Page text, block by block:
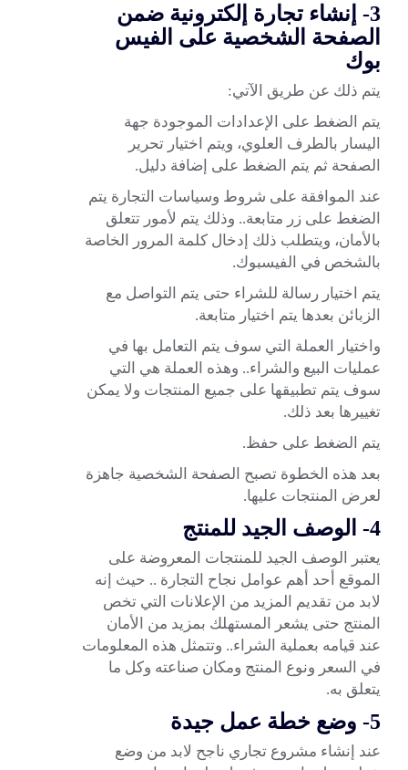
3- إنشاء تجارة إلكترونية ضمن
الصفحة الشخصية على الفيس
بوك
يتم ذلك عن طريق الآتي:
يتم الضغط على الإعدادات الموجودة جهة
اليسار بالطرف العلوي، ويتم اختيار تحرير
الصفحة ثم يتم الضغط على إضافة دليل.
عند الموافقة على شروط وسياسات التجارة يتم
الضغط على زر متابعة.. وذلك يتم لأمور تتعلق
بالأمان، ويتطلب ذلك إدخال كلمة المرور الخاصة
بالشخص في الفيسبوك.
يتم اختيار رسالة للشراء حتى يتم التواصل مع
الزبائن بعدها يتم اختيار متابعة.
واختيار العملة التي سوف يتم التعامل بها في
عمليات البيع والشراء.. وهذه العملة هي التي
سوف يتم تطبيقها على جميع المنتجات ولا يمكن
تغييرها بعد ذلك.
يتم الضغط على حفظ.
بعد هذه الخطوة تصبح الصفحة الشخصية جاهزة
لعرض المنتجات عليها.
4- الوصف الجيد للمنتج
يعتبر الوصف الجيد للمنتجات المعروضة على
الموقع أحد أهم عوامل نجاح التجارة .. حيث إنه
لابد من تقديم المزيد من الإعلانات التي تخص
المنتج حتى يشعر المستهلك بمزيد من الأمان
عند قيامه بعملية الشراء.. وتتمثل هذه المعلومات
في السعر ونوع المنتج ومكان صناعته وكل ما
يتعلق به.
5- وضع خطة عمل جيدة
عند إنشاء مشروع تجاري ناجح لابد من وضع